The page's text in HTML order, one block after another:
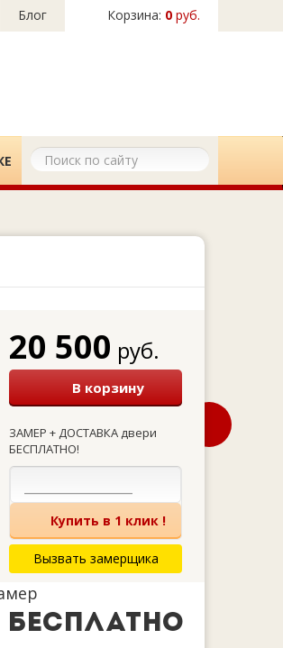
Корзина: 0 руб.
Блог
20 500 руб.
В корзину
ЗАМЕР + ДОСТАВКА двери
БЕСПЛАТНО!
Купить в 1 клик !
Вызвать замерщика
бесплатно